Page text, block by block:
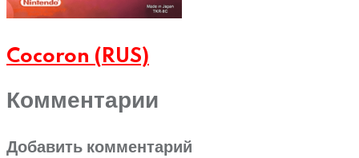
Cocoron (RUS)
Комментарии
Добавить комментарий